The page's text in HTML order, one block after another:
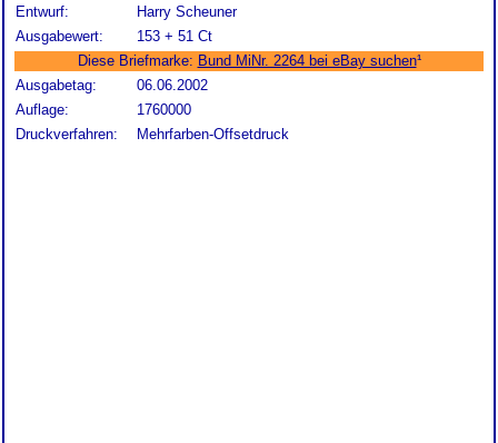
Entwurf:
Harry Scheuner
Ausgabewert:
153 + 51 Ct
Diese Briefmarke: Bund MiNr. 2264 bei eBay suchen¹
Ausgabetag:
06.06.2002
Auflage:
1760000
Druckverfahren:
Mehrfarben-Offsetdruck